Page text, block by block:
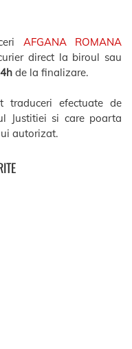
AFGANA ROMANA
direct la biroul sau
de la finalizare.
traduceri efectuate de
Justitiei si care poarta
autorizat.